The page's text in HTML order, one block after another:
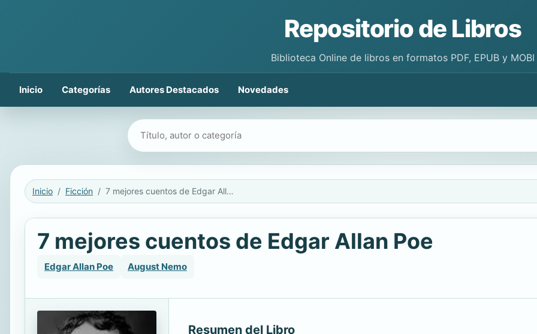
Repositorio de Libros
Biblioteca Online de libros en formatos PDF, EPUB y MOBI
Inicio Categorías Autores Destacados Novedades
Buscar libros
Inicio Ficción 7 mejores cuentos de Edgar Allan Poe
7 mejores cuentos de Edgar Allan Poe
Edgar Allan Poe August Nemo
Resumen del Libro